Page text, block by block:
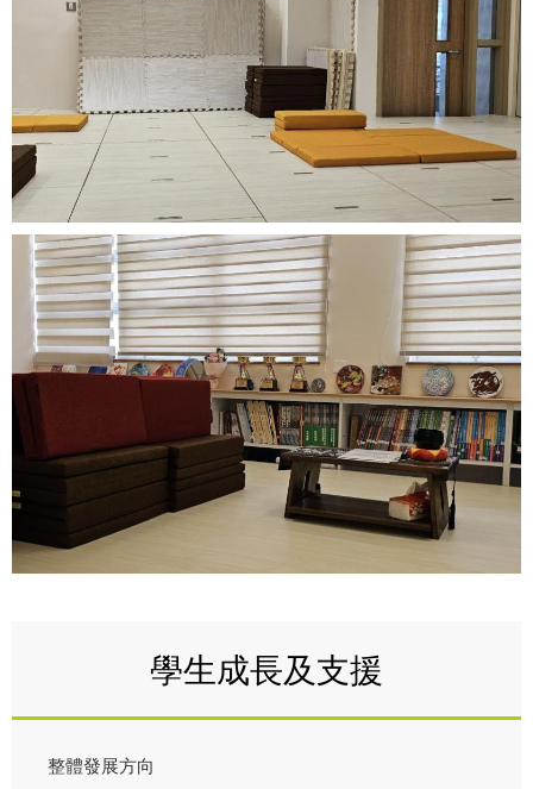
學生成長及支援
整體發展方向